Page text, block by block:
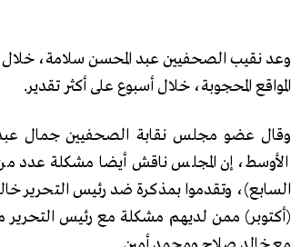
وعد نقيب الصحفيين عبد المحسن سلامة،
المواقع المحجوبة، خلال أسبوع على أكثر تقدير.
وقال عضو مجلس نقابة الصحفيين جمال عبد
الأوسط، إن المجلس ناقش أيضا مشكلة عدد
السابع)، وتقدموا بمذكرة ضد رئيس التحرير
(أكتوبر) ممن لديهم مشكلة مع رئيس